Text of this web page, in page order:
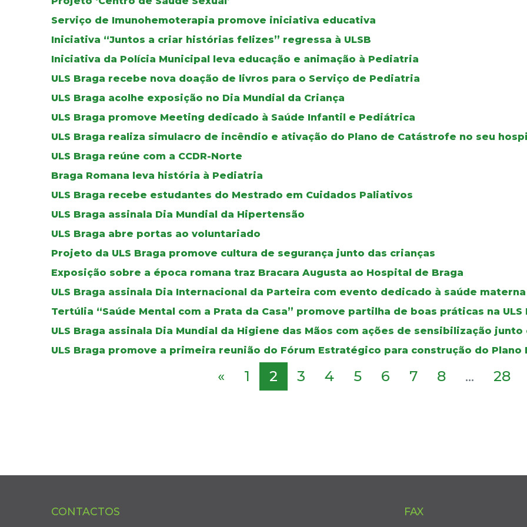
Serviço de Imunohemoterapia promove iniciativa educativa
Iniciativa “Juntos a criar histórias felizes” regressa à ULSB
Iniciativa da Polícia Municipal leva educação e animação à Pediatria
ULS Braga recebe nova doação de livros para o Serviço de Pediatria
ULS Braga acolhe exposição no Dia Mundial da Criança
ULS Braga promove Meeting dedicado à Saúde Infantil e Pediátrica
ULS Braga realiza simulacro de incêndio e ativação do Plano de Catástrofe no seu
ULS Braga reúne com a CCDR-Norte
Braga Romana leva história à Pediatria
ULS Braga recebe estudantes do Mestrado em Cuidados Paliativos
ULS Braga assinala Dia Mundial da Hipertensão
ULS Braga abre portas ao voluntariado
Projeto da ULS Braga promove cultura de segurança junto das crianças
Exposição sobre a época romana traz Bracara Augusta ao Hospital de Braga
ULS Braga assinala Dia Internacional da Parteira com evento dedicado à saúde
Tertúlia “Saúde Mental com a Prata da Casa” promove partilha de boas práticas na ULS
ULS Braga assinala Dia Mundial da Higiene das Mãos com ações de sensibilização
ULS Braga promove a primeira reunião do Fórum Estratégico para construção do Plano
« 1 2 3 4 5 6 7 8 ... 28
CONTACTOS FAX